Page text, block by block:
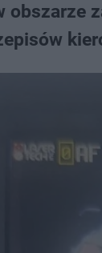
obszarze